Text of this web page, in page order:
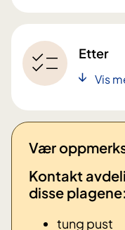
Etter
Vis
Vær
Kontakt
disse plagene: ​
tung pust